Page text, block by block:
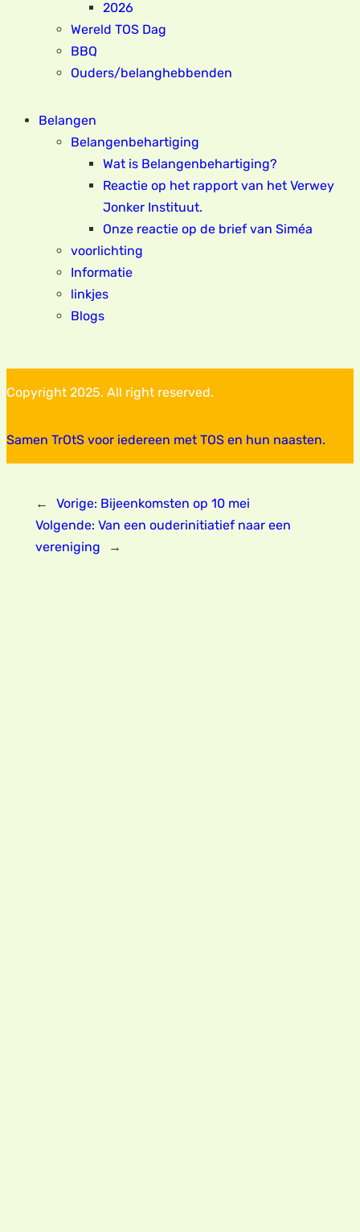
2026
Wereld TOS Dag
BBQ
Ouders/belanghebbenden
Belangen
Belangenbehartiging
Wat is Belangenbehartiging?
Reactie op het rapport van het Verwey
Jonker Instituut.
Onze reactie op de brief van Siméa
voorlichting
Informatie
linkjes
Blogs
Copyright 2025. All right reserved.
Samen TrOtS voor iedereen met TOS en hun naasten.
← Vorige: Bijeenkomsten op 10 mei
Volgende: Van een ouderinitiatief naar een
vereniging
→